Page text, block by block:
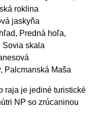
roklina
jaskyňa
Predná hoľa,
Sovia skala
Palcmanská Maša
raja je jediné turistické
NP so zrúcaninou